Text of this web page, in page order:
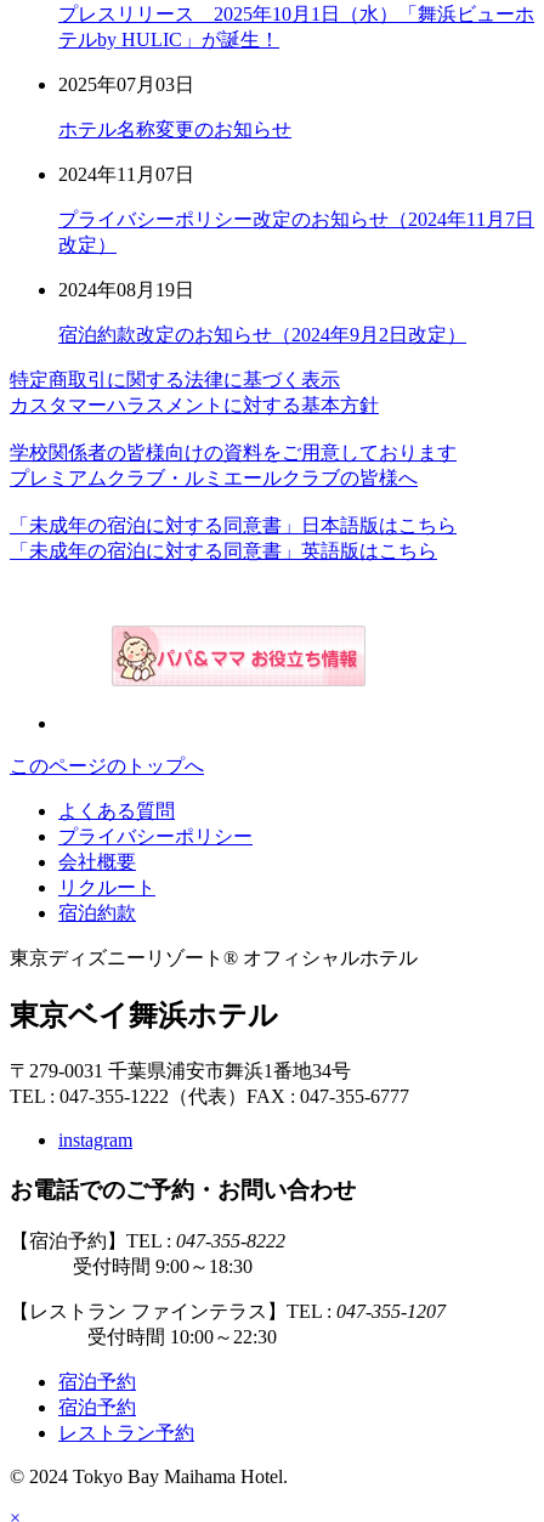
プレスリリース 2025年10月1日（水）「舞浜ビューホ
テルby HULIC」が誕生！
2025年07月03日
ホテル名称変更のお知らせ
2024年11月07日
プライバシーポリシー改定のお知らせ（2024年11月7日
改定）
2024年08月19日
宿泊約款改定のお知らせ（2024年9月2日改定）
特定商取引に関する法律に基づく表示
カスタマーハラスメントに対する基本方針
学校関係者の皆様向けの資料をご用意しております
プレミアムクラブ・ルミエールクラブの皆様へ
「未成年の宿泊に対する同意書」日本語版はこちら
「未成年の宿泊に対する同意書」英語版はこちら
このページのトップへ
よくある質問
プライバシーポリシー
会社概要
リクルート
宿泊約款
東京ディズニーリゾート® オフィシャルホテル
東京ベイ舞浜ホテル
〒279-0031 千葉県浦安市舞浜1番地34号
TEL : 047-355-1222（代表） FAX : 047-355-6777
instagram
お電話でのご予約・お問い合わせ
【宿泊予約】TEL : 047-355-8222
受付時間 9:00～18:30
【レストラン ファインテラス】TEL : 047-355-1207
受付時間 10:00～22:30
宿泊予約
宿泊予約
レストラン予約
© 2024 Tokyo Bay Maihama Hotel.
×